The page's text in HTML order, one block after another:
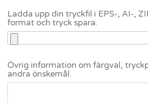
Ladda upp din tryckfil i EPS-, AI-,
format och tryck spara.
Övrig information om färgval,
andra önskemål.